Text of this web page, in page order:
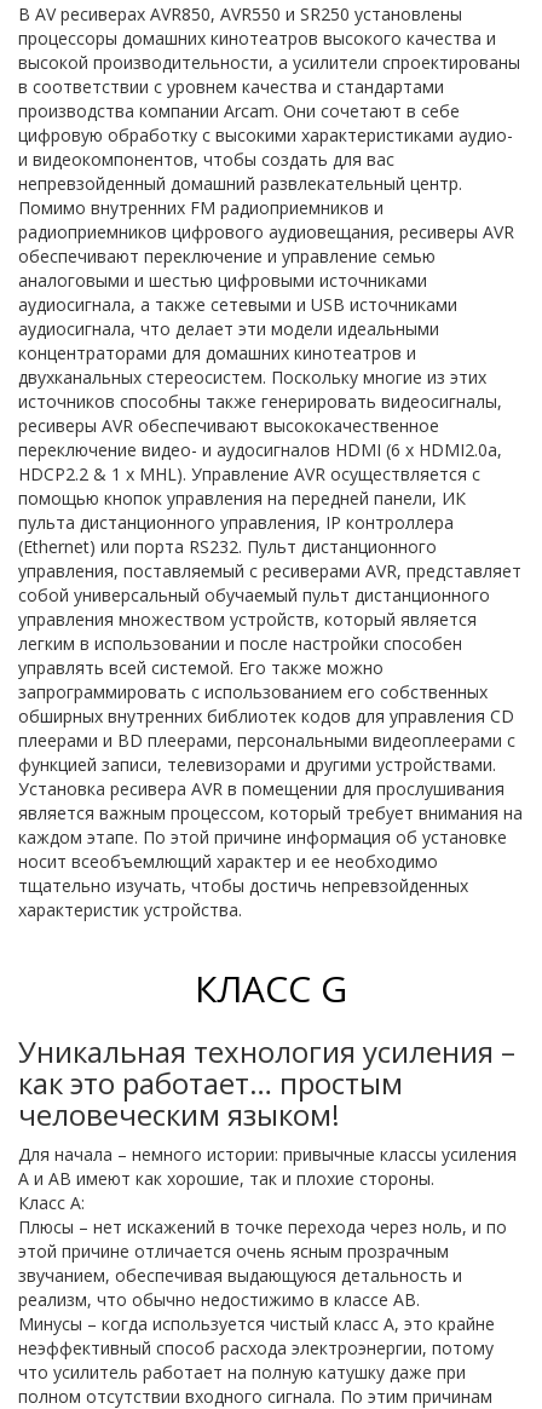
В AV ресиверах AVR850, AVR550 и SR250 установлены
процессоры домашних кинотеатров высокого качества и
высокой производительности, а усилители спроектированы
в соответствии с уровнем качества и стандартами
производства компании Arcam. Они сочетают в себе
цифровую обработку с высокими характеристиками аудио-
и видеокомпонентов, чтобы создать для вас
непревзойденный домашний развлекательный центр.
Помимо внутренних FM радиоприемников и
радиоприемников цифрового аудиовещания, ресиверы AVR
обеспечивают переключение и управление семью
аналоговыми и шестью цифровыми источниками
аудиосигнала, а также сетевыми и USB источниками
аудиосигнала, что делает эти модели идеальными
концентраторами для домашних кинотеатров и
двухканальных стереосистем. Поскольку многие из этих
источников способны также генерировать видеосигналы,
ресиверы AVR обеспечивают высококачественное
переключение видео- и аудосигналов HDMI (6 x HDMI2.0a,
HDCP2.2 & 1 x MHL). Управление AVR осуществляется с
помощью кнопок управления на передней панели, ИК
пульта дистанционного управления, IP контроллера
(Ethernet) или порта RS232. Пульт дистанционного
управления, поставляемый с ресиверами AVR, представляет
собой универсальный обучаемый пульт дистанционного
управления множеством устройств, который является
легким в использовании и после настройки способен
управлять всей системой. Его также можно
запрограммировать с использованием его собственных
обширных внутренних библиотек кодов для управления CD
плеерами и BD плеерами, персональными видеоплеерами с
функцией записи, телевизорами и другими устройствами.
Установка ресивера AVR в помещении для прослушивания
является важным процессом, который требует внимания на
каждом этапе. По этой причине информация об установке
носит всеобъемлющий характер и ее необходимо
тщательно изучать, чтобы достичь непревзойденных
характеристик устройства.
КЛАСС G
Уникальная технология усиления –
как это работает… простым
человеческим языком!
Для начала – немного истории: привычные классы усиления
А и AB имеют как хорошие, так и плохие стороны.
Класс А:
Плюсы – нет искажений в точке перехода через ноль, и по
этой причине отличается очень ясным прозрачным
звучанием, обеспечивая выдающуюся детальность и
реализм, что обычно недостижимо в классе AB.
Минусы – когда используется чистый класс А, это крайне
неэффективный способ расхода электроэнергии, потому
что усилитель работает на полную катушку даже при
полном отсутствии входного сигнала. По этим причинам